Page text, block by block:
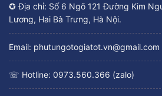
✪ Địa chỉ: Số 6 Ngõ 121 Đường Kim
Lương, Hai Bà Trưng, Hà Nội.
Email: phutungotogiatot.vn@gmail.com
☏ Hotline: 0973.560.366 (zalo)